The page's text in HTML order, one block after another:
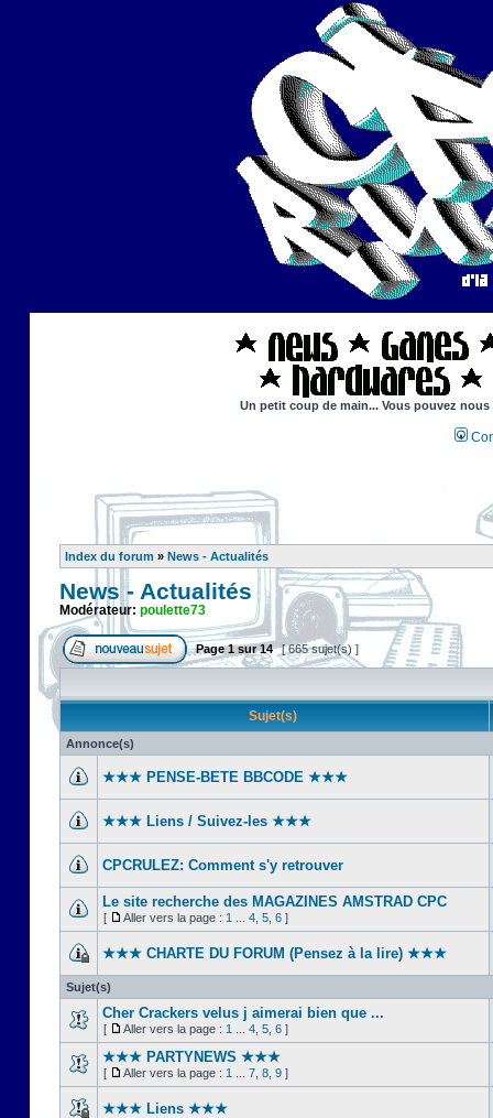
Un petit coup de main... Vous pouvez
Index du forum » News - Actualités
News - Actualités
Modérateur: poulette73
Page1sur14 [ 665 sujet(s) ]
Sujet(s)
Annonce(s)
★★★ PENSE-BETE BBCODE ★★★
★★★ Liens / Suivez-les ★★★
CPCRULEZ: Comment s'y retrouver‎
Le site recherche des MAGAZINES AMSTRAD CPC
[ Aller vers la page : 1 4 5 6 ]
★★★ CHARTE DU FORUM (Pensez à la lire) ★★★
Sujet(s)
Cher Crackers velus j aimerai bien que ...
[ Aller vers la page : 1 4 5 6 ]
★★★ PARTYNEWS ★★★
[ Aller vers la page : 1 7 8 9 ]
★★★ Liens ★★★